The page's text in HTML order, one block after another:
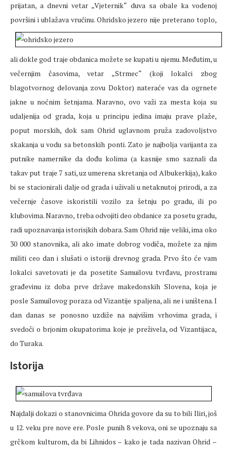
prijatan, a dnevni vetar „Vjeternik“ duva sa obale ka vodenoj
površini i ublažava vrućinu. Ohridsko jezero nije preterano toplo,
ali dokle god traje obdanica možete se kupati u njemu. Međutim, u
večernjim časovima, vetar „Strmec“ (koji lokalci zbog
blagotvornog delovanja zovu Doktor) nateraće vas da ogrnete
jakne u noćnim šetnjama. Naravno, ovo važi za mesta koja su
udaljenija od grada, koja u principu jedina imaju prave plaže,
poput morskih, dok sam Ohrid uglavnom pruža zadovoljstvo
skakanja u vodu sa betonskih ponti. Zato je najbolja varijanta za
putnike namernike da dođu kolima (a kasnije smo saznali da
takav put traje 7 sati, uz umerena skretanja od Albukerkija), kako
bi se stacionirali dalje od grada i uživali u netaknutoj prirodi, a za
večernje časove iskoristili vozilo za šetnju po gradu, ili po
klubovima. Naravno, treba odvojiti deo obdanice za posetu gradu,
radi upoznavanja istorisjkih dobara. Sam Ohrid nije veliki, ima oko
30 000 stanovnika, ali ako imate dobrog vodiča, možete za njim
militi ceo dan i slušati o istoriji drevnog grada. Prvo što će vam
lokalci savetovati je da posetite Samuilovu tvrđavu, prostranu
građevinu iz doba prve države makedonskih Slovena, koja je
posle Samuilovog poraza od Vizantije spaljena, ali ne i uništena. I
dan danas se ponosno uzdiže na najvišim vrhovima grada, i
svedoči o brjonim okupatorima koje je preživela, od Vizantijaca,
do Turaka.
Istorija
Najdalji dokazi o stanovnicima Ohrida govore da su to bili Iliri, još
u 12. veku pre nove ere. Posle punih 8 vekova, oni se upoznaju sa
grčkom kulturom, da bi Lihnidos – kako je tada nazivan Ohrid –